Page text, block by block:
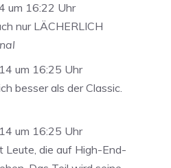
um 16:22 Uhr
nur LÄCHERLICH
um 16:25 Uhr
besser als der Classic.
um 16:25 Uhr
Leute, die auf High-End-